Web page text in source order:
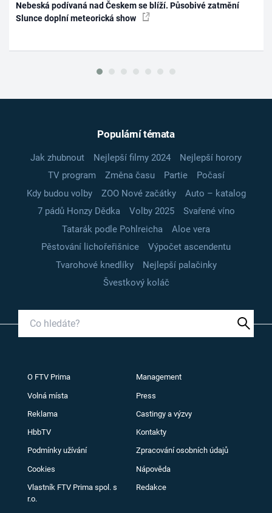
Nebeská podívaná nad Českem se blíží. Působivé zatmění
Slunce doplní meteorická show
Populární témata
Jak zhubnout Nejlepší filmy 2024
Nejlepší horory
TV program
Změna času Partie
Počasí
Kdy budou volby
ZOO Nové začátky
Auto – katalog
7 pádů Honzy Dědka
Volby 2025
Svařené víno
Tatarák podle Pohlreicha
Aloe vera
Pěstování lichořeřišnice
Výpočet ascendentu
Tvarohové knedlíky
Nejlepší palačinky
Švestkový koláč
O FTV Prima Management
Volná místa Press
Reklama Castingy a výzvy
HbbTV Kontakty
Podmínky užívání Zpracování osobních údajů
Cookies Nápověda
Vlastník FTV Prima spol. s
r.o.
Redakce